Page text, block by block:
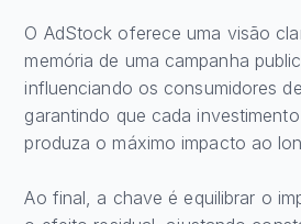
O AdStock oferece uma visão
memória de uma campanha
influenciando os consumidores
garantindo que cada
produza o máximo impacto ao
Ao final, a chave é equilibrar o